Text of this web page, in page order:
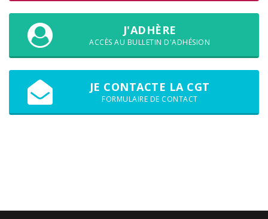
J'ADHÈRE
ACCÈS AU BULLETIN D'ADHÉSION
JE CONTACTE LA CGT
FORMULAIRE DE CONTACT